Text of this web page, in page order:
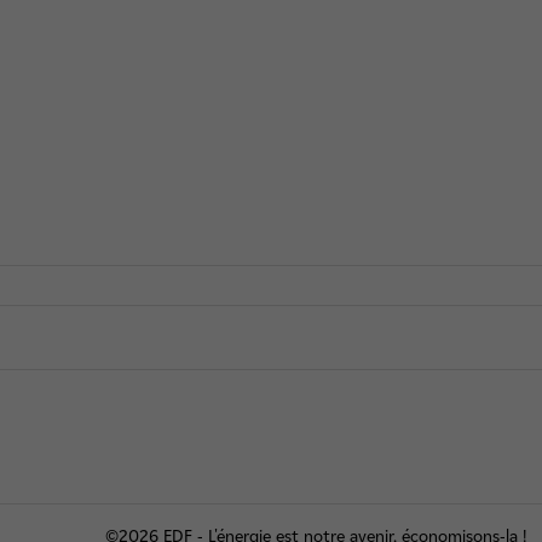
©2026 EDF - L'énergie est notre avenir, économisons-la !